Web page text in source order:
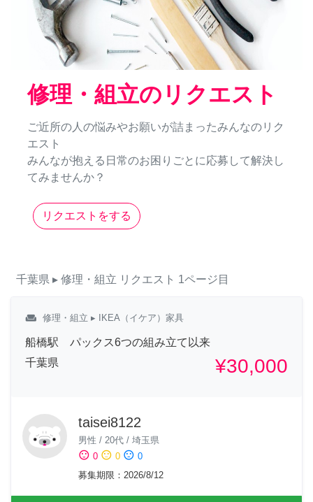
修理・組立のリクエスト
ご近所の人の悩みやお願いが詰まったみんなのリク
エスト
みんなが抱える日常のお困りごとに応募して解決し
てみませんか？
リクエストをする
千葉県 ▸ 修理・組立 リクエスト 1ページ目
weekend 修理・組立 ▸ IKEA（イケア）家具
船橋駅 パックス6つの組み立て以来
千葉県
¥30,000
taisei8122
男性 / 20代 / 埼玉県
sentiment_satisfied 0 sentiment_neutral 0 sentiment_dissatisfied 0
募集期限 ： 2026/8/12